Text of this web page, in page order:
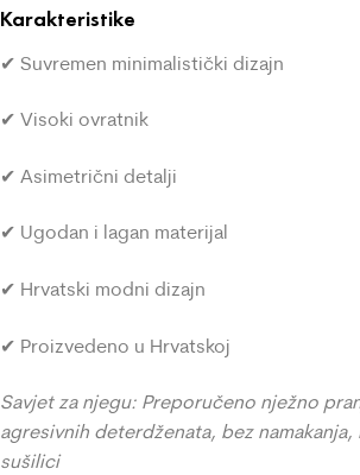
Karakteristike
✔ Suvremen minimalistički dizajn
✔ Visoki ovratnik
✔ Asimetrični detalji
✔ Ugodan i lagan materijal
✔ Hrvatski modni dizajn
✔ Proizvedeno u Hrvatskoj
Savjet za njegu: Preporučeno nježno
agresivnih deterdženata, bez namakanja,
sušilici